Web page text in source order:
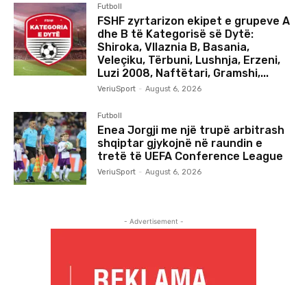
Futboll
FSHF zyrtarizon ekipet e grupeve A
dhe B të Kategorisë së Dytë:
Shiroka, Vllaznia B, Basania,
Veleçiku, Tërbuni, Lushnja, Erzeni,
Luzi 2008, Naftëtari, Gramshi,...
VeriuSport - August 6, 2026
Futboll
Enea Jorgji me një trupë arbitrash
shqiptar gjykojnë në raundin e
tretë të UEFA Conference League
VeriuSport - August 6, 2026
- Advertisement -